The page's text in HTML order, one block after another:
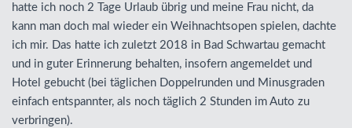
hatte ich noch 2 Tage Urlaub übrig und meine Frau nicht, da
kann man doch mal wieder ein Weihnachtsopen spielen, dachte
ich mir. Das hatte ich zuletzt 2018 in Bad Schwartau gemacht
und in guter Erinnerung behalten, insofern angemeldet und
Hotel gebucht (bei täglichen Doppelrunden und Minusgraden
einfach entspannter, als noch täglich 2 Stunden im Auto zu
verbringen).